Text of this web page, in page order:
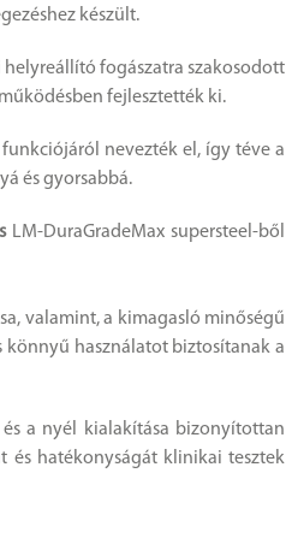
készült.
helyreállító fogászatra szakosodott
fejlesztették ki.
nevezték el, így téve a
és gyorsabbá.
LM-DuraGradeMax supersteel-ből
valamint, a kimagasló minőségű
könnyű használatot biztosítanak a
a nyél kialakítása bizonyítottan
és hatékonyságát klinikai tesztek